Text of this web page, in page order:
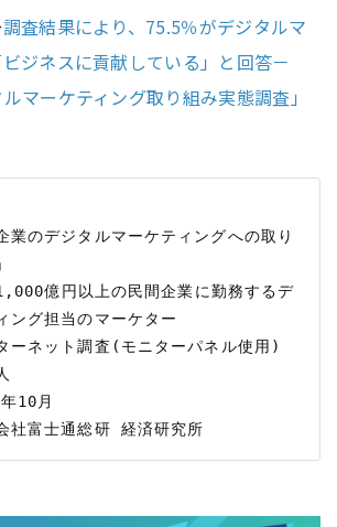
調査結果により、75.5％がデジタルマ
ジネスに貢献している」と回答－
マーケティング取り組み実態調査」
業のデジタルマーケティングへの取り
億円以上の民間企業に勤務するデ
ング担当のマーケター
ーネット調査(モニターパネル使用)
10月